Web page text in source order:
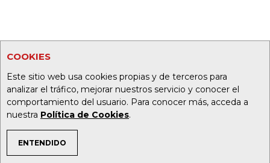
COOKIES
Este sitio web usa cookies propias y de terceros para
analizar el tráfico, mejorar nuestros servicio y conocer el
comportamiento del usuario. Para conocer más, acceda a
nuestra Política de Cookies.
ENTENDIDO
TEMAS DE INTERÉS